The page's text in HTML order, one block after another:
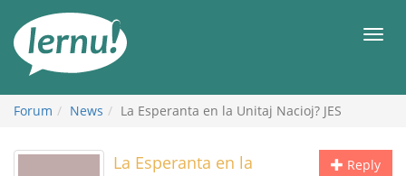
the
content
Forum News La Esperanta en la Unitaj Nacioj? JES
Reply
La Esperanta en la